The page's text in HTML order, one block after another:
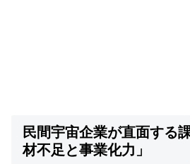
民間宇宙企業が直面する
材不足と事業化力」